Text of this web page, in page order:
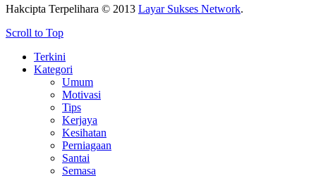
Hakcipta Terpelihara © 2013 Layar Sukses Network.
Scroll to Top
Terkini
Kategori
Umum
Motivasi
Tips
Kerjaya
Kesihatan
Perniagaan
Santai
Semasa